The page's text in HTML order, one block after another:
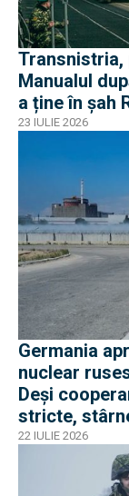
Transnistria,
Manualul
a ține în șah
23 IULIE 2026
Germania
nuclear
Deși
stricte,
22 IULIE 2026